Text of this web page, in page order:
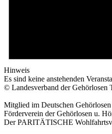
Hinweis
Es sind keine anstehenden
© Landesverband der Gehörlosen
Mitglied im Deutschen
Förderverein der Gehörlosen u.
Der PARITÄTISCHE